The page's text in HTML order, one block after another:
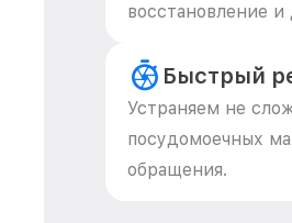
восстановление и
Быстрый
Устраняем не
посудомоечных
обращения.